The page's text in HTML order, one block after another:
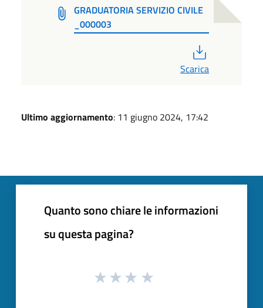
GRADUATORIA SERVIZIO CIVILE
_000003
Scarica
Ultimo aggiornamento: 11 giugno 2024, 17:42
Quanto sono chiare le informazioni
su questa pagina?